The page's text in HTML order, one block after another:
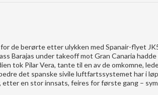
de berørte etter ulykken med Spanair-flyet
Barajas under takeoff mot Gran Canaria hadde
tok Pilar Vera, tante til en av de omkomne,
det spanske sivile luftfartssystemet har i
en stor innsats, feires for første gang –